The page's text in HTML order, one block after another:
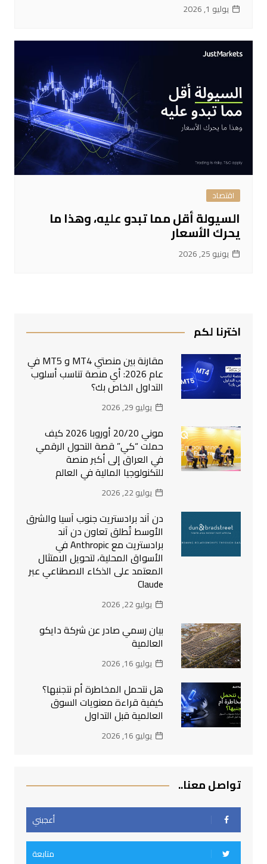
يوليو 1, 2026
اقتصاد
السيولة أقل مما تبدو عليه، وهذا ما
يحرك الأسعار
يونيو 25, 2026
اخترنا لكم
مقارنة بين منصتي MT4 و MT5 في
عام 2026: أي منصة تناسب أسلوب
التداول الخاص بك؟
يوليو 29, 2026
موني 20/20 أوروبا 2026 كيف
حملت “كي” قصة التحول الرقمي
في العراق إلى أكبر منصة
للتكنولوجيا المالية في العالم
يوليو 22, 2026
دن آند برادستريت جنوب آسيا والشرق
الأوسط تُطلق تعاون دن آند
برادستريت مع Anthropic في
الأسواق المحلية، لتحويل الامتثال
المعتمد على الذكاء الاصطناعي عبر
Claude
يوليو 22, 2026
بيان رسمي صادر عن شركة دايكو
العالمية
يوليو 16, 2026
هل نتحمل المخاطرة أم نتجنبها؟
كيفية قراءة معنويات السوق
العالمية قبل التداول
يوليو 16, 2026
تواصل معنا..
أعجبني
متابعة